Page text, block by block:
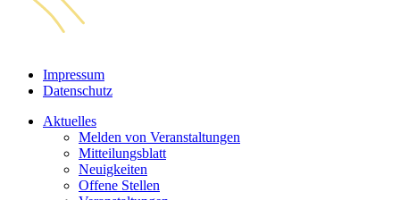
Impressum
Datenschutz
Aktuelles
Melden von Veranstaltungen
Mitteilungsblatt
Neuigkeiten
Offene Stellen